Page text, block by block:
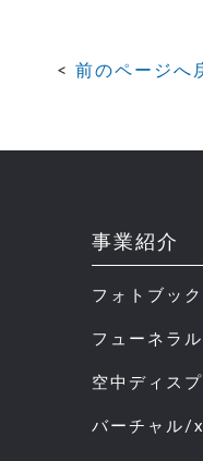
前のページへ
事業紹介
フォトブッ
フューネラ
空中ディス
バーチャル/